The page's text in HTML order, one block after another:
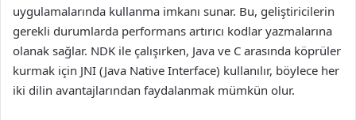
uygulamalarında kullanma imkanı sunar. Bu, geliştiricilerin
gerekli durumlarda performans artırıcı kodlar yazmalarına
olanak sağlar. NDK ile çalışırken, Java ve C arasında köprüler
kurmak için JNI (Java Native Interface) kullanılır, böylece her
iki dilin avantajlarından faydalanmak mümkün olur.